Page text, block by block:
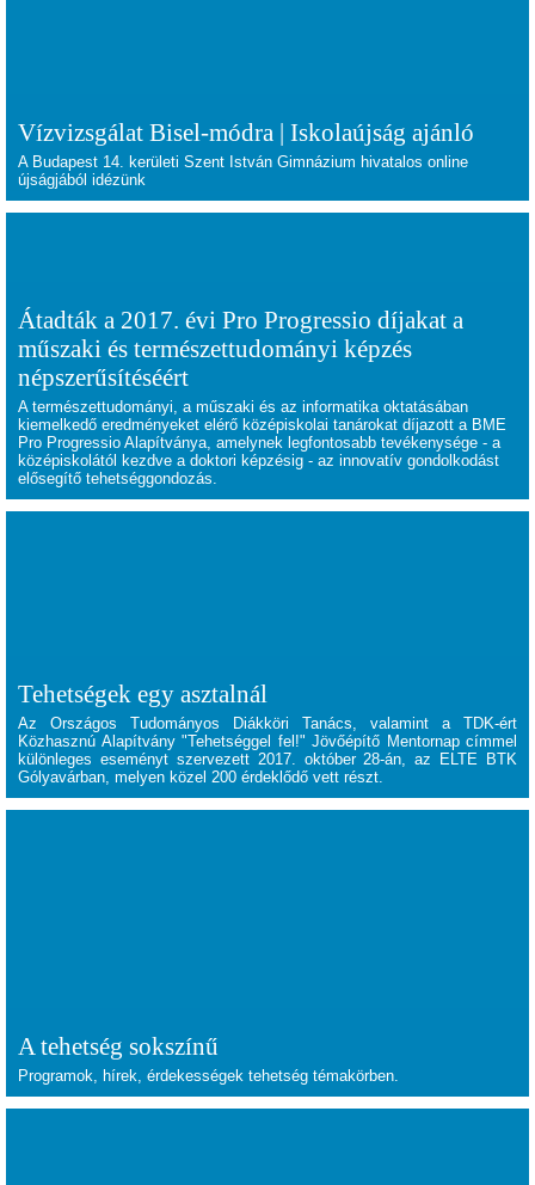
Vízvizsgálat Bisel-módra | Iskolaújság ajánló
A Budapest 14. kerületi Szent István Gimnázium hivatalos online
újságjából idézünk
Átadták a 2017. évi Pro Progressio díjakat a
műszaki és természettudományi képzés
népszerűsítéséért
A természettudományi, a műszaki és az informatika oktatásában
kiemelkedő eredményeket elérő középiskolai tanárokat díjazott a BME
Pro Progressio Alapítványa, amelynek legfontosabb tevékenysége - a
középiskolától kezdve a doktori képzésig - az innovatív gondolkodást
elősegítő tehetséggondozás.
Tehetségek egy asztalnál
Az Országos Tudományos Diákköri Tanács, valamint a TDK-ért
Közhasznú Alapítvány "Tehetséggel fel!" Jövőépítő Mentornap címmel
különleges eseményt szervezett 2017. október 28-án, az ELTE BTK
Gólyavárban, melyen közel 200 érdeklődő vett részt.
A tehetség sokszínű
Programok, hírek, érdekességek tehetség témakörben.